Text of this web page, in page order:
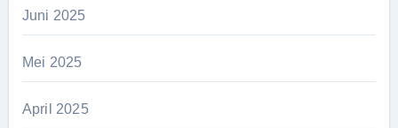
Juni 2025
Mei 2025
April 2025